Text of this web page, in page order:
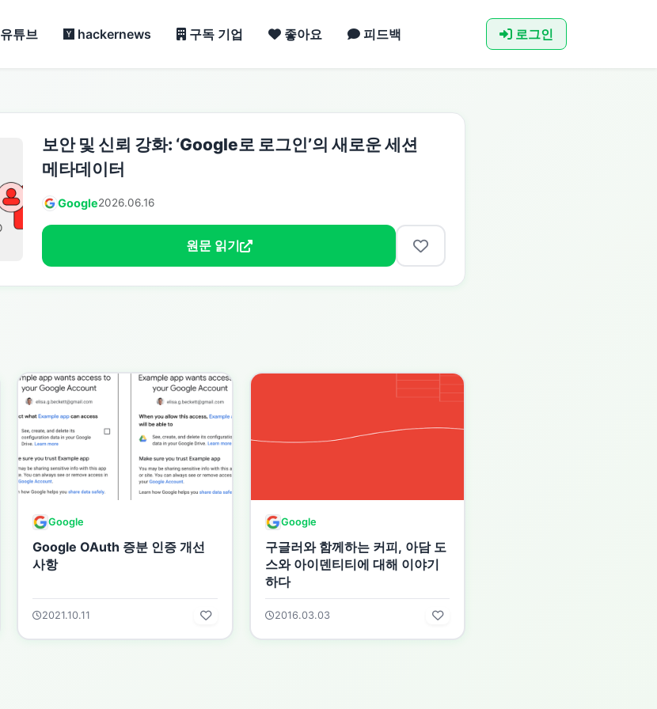
유튜브 hackernews 구독 기업 좋아요 피드백 로그인
보안 및 신뢰 강화: ‘Google로 로그인’의 새로운 세션
메타데이터
Google2026.06.16
원문 읽기
Google
Google OAuth 증분 인증 개선
사항
2021.10.11
Google
구글러와 함께하는 커피, 아담 도
스와 아이덴티티에 대해 이야기
하다
2016.03.03